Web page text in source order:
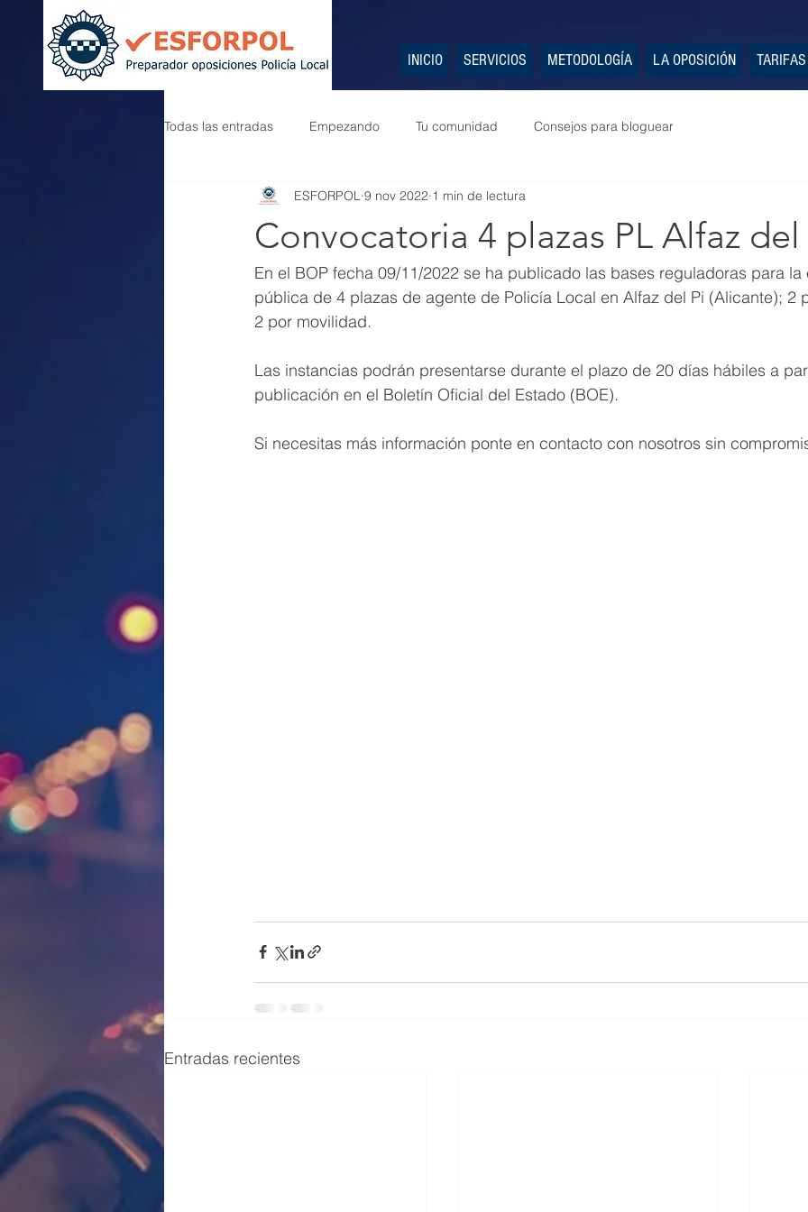
INICIO SERVICIOS METODOLOGÍA LA OPOSICIÓN TARIFAS
Todas las entradas Empezando Tu comunidad Consejos para bloguear
Convocatoria 4 plazas PL Alfaz del
ESFORPOL 9 nov 2022 1 min de lectura
En el BOP fecha 09/11/2022 se ha publicado las bases reguladoras para
pública de 4 plazas de agente de Policía Local en Alfaz del Pi (Alicante); 2
2 por movilidad.
Las instancias podrán presentarse durante el plazo de 20 días hábiles a
publicación en el Boletín Oficial del Estado (BOE).
Si necesitas más información ponte en contacto con nosotros sin
Entradas recientes